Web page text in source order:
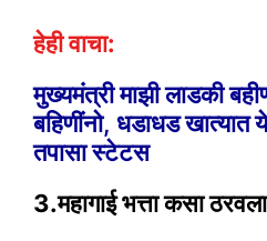
हेही वाचा:
मुख्यमंत्री माझी लाडकी
बहिणींनो, धडाधड
तपासा स्टेटस
3.महागाई भत्ता कसा